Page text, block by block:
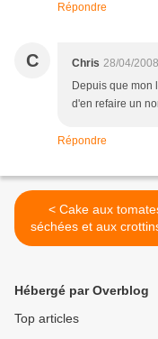
Répondre
C Chris 28/04/
Depuis que mon
d'en refaire un
Répondre
< Cake aux tomates
séchées et aux crottins
Chevignol
Hébergé par Overblog
Top articles